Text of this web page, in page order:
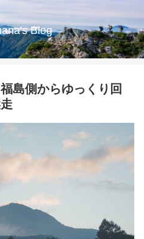
Blog
島側からゆっくり回